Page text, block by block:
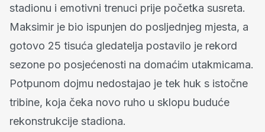
stadionu i emotivni trenuci prije početka susreta.
Maksimir je bio ispunjen do posljednjeg mjesta, a
gotovo 25 tisuća gledatelja postavilo je rekord
sezone po posjećenosti na domaćim utakmicama.
Potpunom dojmu nedostajao je tek huk s istočne
tribine, koja čeka novo ruho u sklopu buduće
rekonstrukcije stadiona.